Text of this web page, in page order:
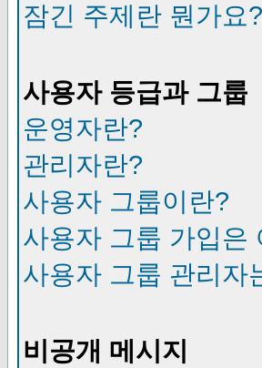
잠긴 주제란 뭔가요?
사용자 등급과 그룹
운영자란?
관리자란?
사용자 그룹이란?
사용자 그룹 가입은
사용자 그룹 관리자
비공개 메시지